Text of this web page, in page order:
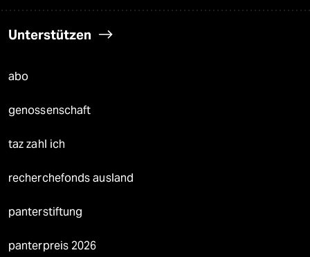
Unterstützen
abo
genossenschaft
taz zahl ich
recherchefonds ausland
panterstiftung
panterpreis 2026